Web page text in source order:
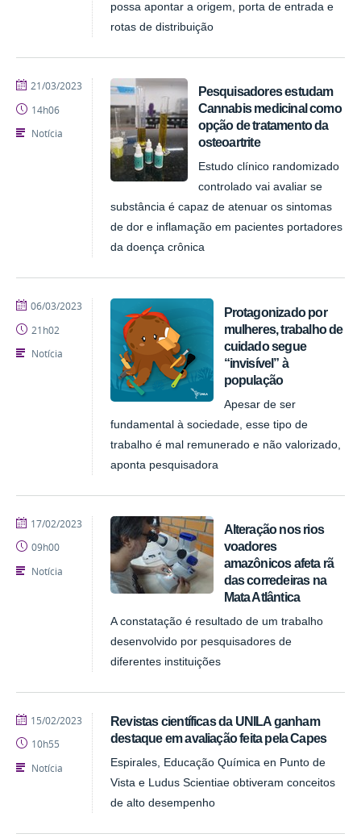
possa apontar a origem, porta de entrada e
rotas de distribuição
Pesquisadores estudam
Cannabis medicinal como
opção de tratamento da
osteoartrite
Estudo clínico randomizado
controlado vai avaliar se
substância é capaz de atenuar os sintomas
de dor e inflamação em pacientes portadores
da doença crônica
publicado
21/03/2023
14h06
Notícia
Protagonizado por
mulheres, trabalho de
cuidado segue
“invisível” à
população
Apesar de ser
fundamental à sociedade, esse tipo de
trabalho é mal remunerado e não valorizado,
aponta pesquisadora
publicado
06/03/2023
21h02
Notícia
Alteração nos rios
voadores
amazônicos afeta rã
das corredeiras na
Mata Atlântica
A constatação é resultado de um trabalho
desenvolvido por pesquisadores de
diferentes instituições
publicado
17/02/2023
09h00
Notícia
Revistas científicas da UNILA ganham
destaque em avaliação feita pela Capes
Espirales, Educação Química en Punto de
Vista e Ludus Scientiae obtiveram conceitos
de alto desempenho
publicado
15/02/2023
10h55
Notícia